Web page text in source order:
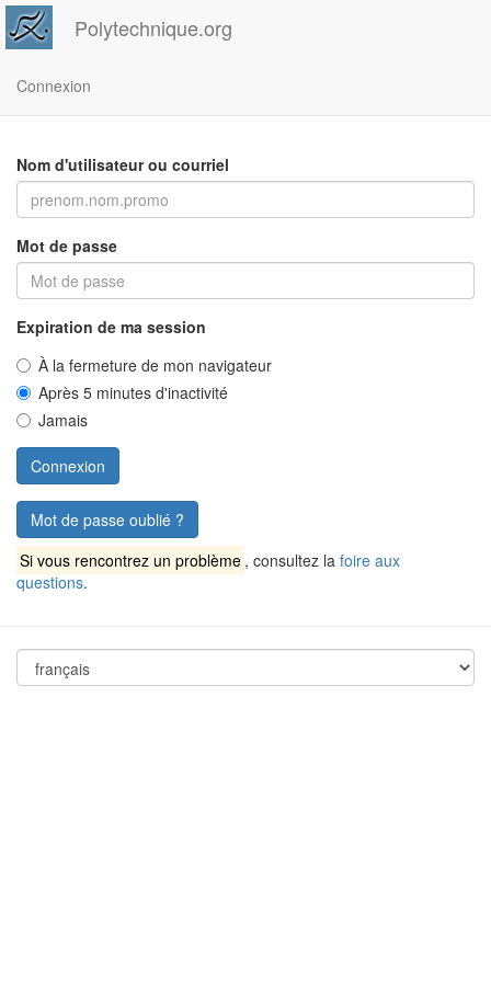
Polytechnique.org
Connexion
Nom d'utilisateur ou courriel
Mot de passe
Expiration de ma session
À la fermeture de mon navigateur
Après 5 minutes d'inactivité
Jamais
Mot de passe oublié ?
Si vous rencontrez un problème , consultez la foire aux
questions.